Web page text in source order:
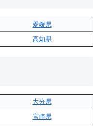
愛媛県
高知県
大分県
宮崎県